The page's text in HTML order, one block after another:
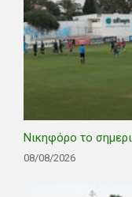
Νικηφόρο το
08/08/2026